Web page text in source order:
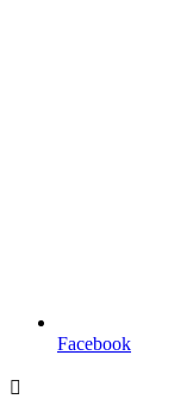
Facebook
